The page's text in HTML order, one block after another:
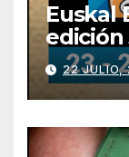
Euskal
edición
julio
22 JULIO,